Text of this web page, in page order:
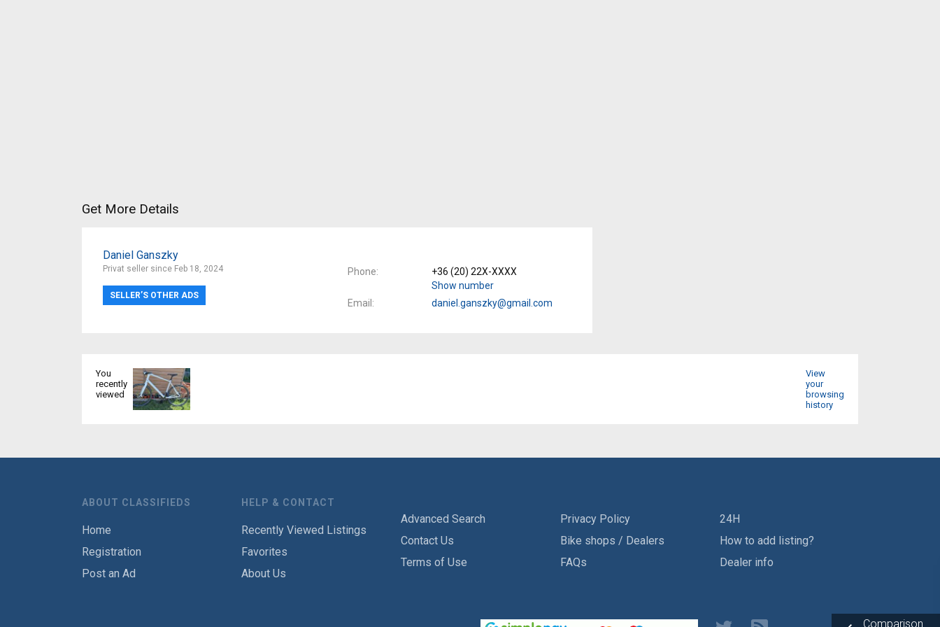
Get More Details
Daniel Ganszky
Privat seller since Feb 18, 2024
SELLER’S OTHER ADS
Phone
+36 (20) 22X-XXXX
Show number
Email
daniel.ganszky@gmail.com
You
recently
viewed
View
your
browsing
history
ABOUT CLASSIFIEDS
Home
Registration
Post an Ad
HELP & CONTACT
Recently Viewed Listings
Favorites
About Us
Advanced Search
Contact Us
Terms of Use
Privacy Policy
Bike shops / Dealers
FAQs
24H
How to add listing?
Dealer info
Comparison